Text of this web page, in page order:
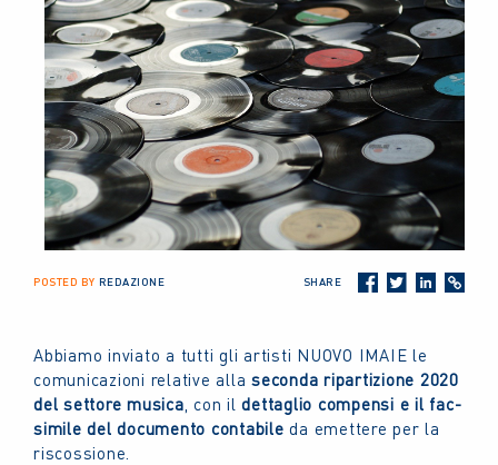
POSTED BY REDAZIONE SHARE
Abbiamo inviato a tutti gli artisti NUOVO IMAIE le
comunicazioni relative alla seconda ripartizione 2020
del settore musica , con ildettaglio compensi e il fac-
simile del documento contabile da emettere per la
riscossione.